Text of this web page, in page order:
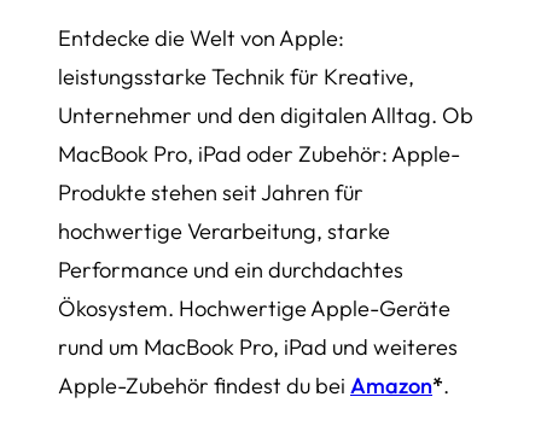
Entdecke die Welt von Apple:
leistungsstarke Technik für Kreative,
Unternehmer und den digitalen Alltag. Ob
MacBook Pro, iPad oder Zubehör: Apple-
Produkte stehen seit Jahren für
hochwertige Verarbeitung, starke
Performance und ein durchdachtes
Ökosystem. Hochwertige Apple-Geräte
rund um MacBook Pro, iPad und weiteres
Apple-Zubehör findest du bei Amazon*.